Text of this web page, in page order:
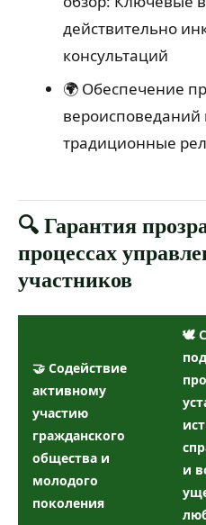
действительно
консультаций
🌍 Обеспечение
вероисповеданий
традиционные
🔍 Гарантия
процессах
участников
🤝 Содействие
активному
участию
гражданского
общества и
молодого
поколения
🕊️
и